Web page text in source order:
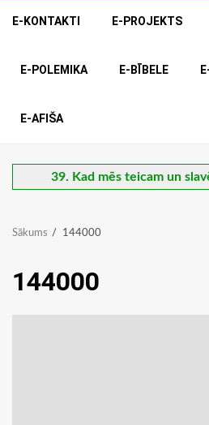
E-KONTAKTI E-PROJEKTS
E-POLEMIKA E-BĪBELE
E-AFIŠA
39. Kad mēs teicam un
Sākums 144000
144000